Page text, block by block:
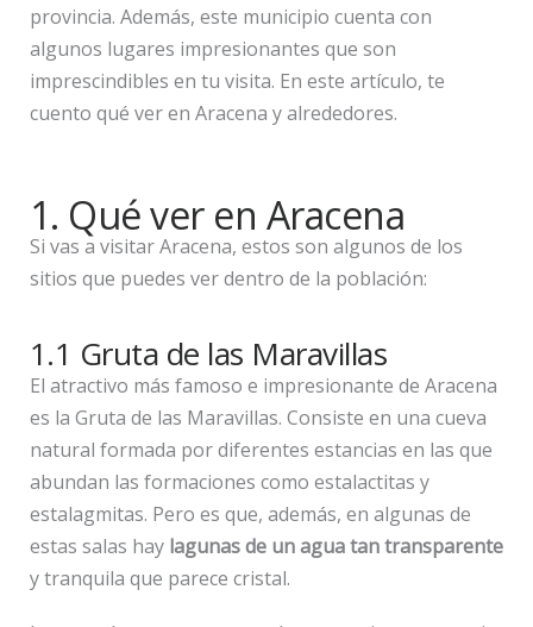
provincia. Además, este municipio cuenta con
algunos lugares impresionantes que son
imprescindibles en tu visita. En este artículo, te
cuento qué ver en Aracena y alrededores.
1. Qué ver en Aracena
Si vas a visitar Aracena, estos son algunos de los
sitios que puedes ver dentro de la población:
1.1 Gruta de las Maravillas
El atractivo más famoso e impresionante de Aracena
es la Gruta de las Maravillas. Consiste en una cueva
natural formada por diferentes estancias en las que
abundan las formaciones como estalactitas y
estalagmitas. Pero es que, además, en algunas de
estas salas hay lagunas de un agua tan transparente
y tranquila que parece cristal.